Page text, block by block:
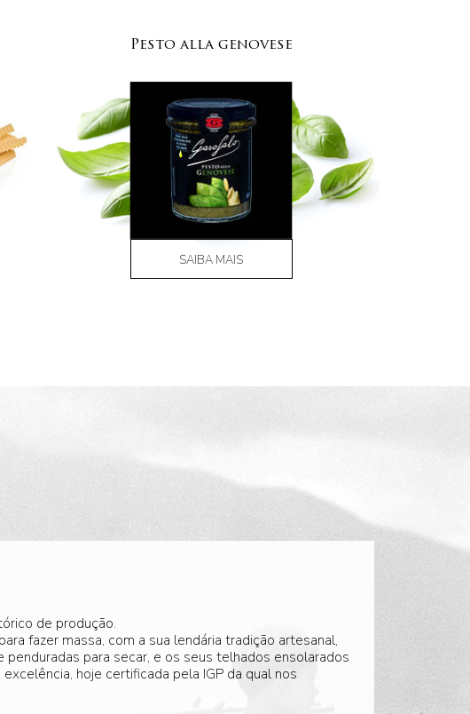
Pesto alla genovese
SAIBA MAIS
de produção.
fazer massa, com a sua lendária tradição artesanal,
para secar, e os seus telhados ensolarados
hoje certificada pela IGP da qual nos